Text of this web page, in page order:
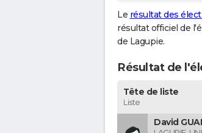
Le résultat des
résultat officiel de
de Lagupie.
Résultat de
Tête de liste
Liste
David